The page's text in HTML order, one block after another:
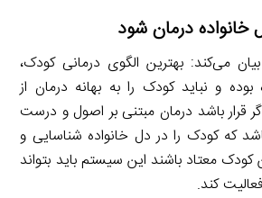
درمان شود
می‌کند: بهترین الگوی درمانی کودک،
و نباید کودک را به بهانه درمان از
قرار باشد درمان مبتنی بر اصول و درست
که کودک را در دل خانواده شناسایی و
کودک معتاد باشند این سیستم باید بتواند
کند.